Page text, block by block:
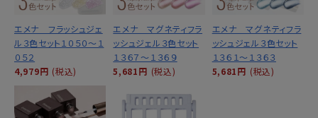
エメナ フラッシュジェ
ル３色セット１０５０～１
０５２
4,979円 (税込)
エメナ マグネティフラ
ッシュジェル３色セット
１３６７～１３６９
5,681円 (税込)
エメナ マグネティフラ
ッシュジェル３色セット
１３６１～１３６３
5,681円 (税込)